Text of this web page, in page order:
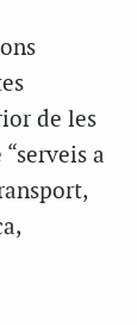
de les
a